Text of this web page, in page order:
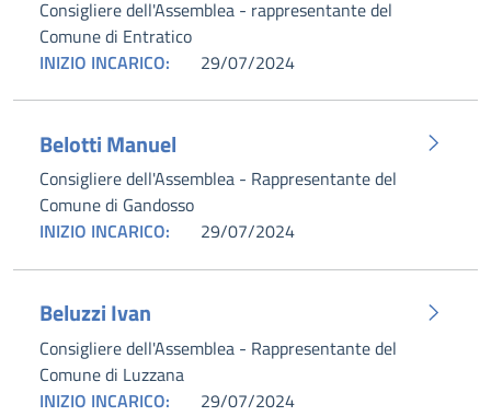
Consigliere dell'Assemblea - rappresentante del
Comune di Entratico
INIZIO INCARICO:
29/07/2024
Belotti Manuel
Consigliere dell'Assemblea - Rappresentante del
Comune di Gandosso
INIZIO INCARICO:
29/07/2024
Beluzzi Ivan
Consigliere dell'Assemblea - Rappresentante del
Comune di Luzzana
INIZIO INCARICO:
29/07/2024